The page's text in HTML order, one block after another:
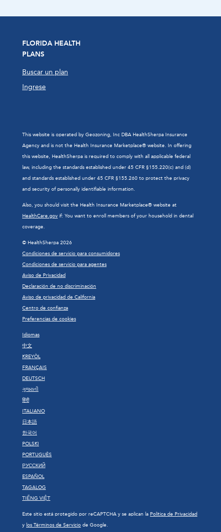
FLORIDA HEALTH
PLANS
Buscar un plan
Ingrese
This website is operated by Geozoning, Inc DBA HealthSherpa Insurance
Agency and is not the Health Insurance Marketplace® website. In offering
this website, HealthSherpa is required to comply with all applicable federal
law, including the standards established under 45 CFR §155.220(c) and (d)
and standards established under 45 CFR §155.260 to protect the privacy
and security of personally identifiable information.
Also, you should visit the Health Insurance Marketplace® website at
HealthCare.gov if: You want to enroll members of your household in dental
coverage.
© HealthSherpa 2026
Condiciones de servicio para consumidores
Condiciones de servicio para agentes
Aviso de Privacidad
Declaración de no discriminación
Aviso de privacidad de California
Centro de confianza
Preferencias de cookies
Idiomas
中文
KREYÒL
FRANÇAIS
DEUTSCH
ગુજરાતી
हिंदी
ITALIANO
日本語
한국어
POLSKI
PORTUGUÊS
РУССКИЙ
ESPAÑOL
TAGALOG
TIẾNG VIỆT
Este sitio está protegido por reCAPTCHA y se aplican la Política de Privacidad
y los Términos de Servicio de Google.